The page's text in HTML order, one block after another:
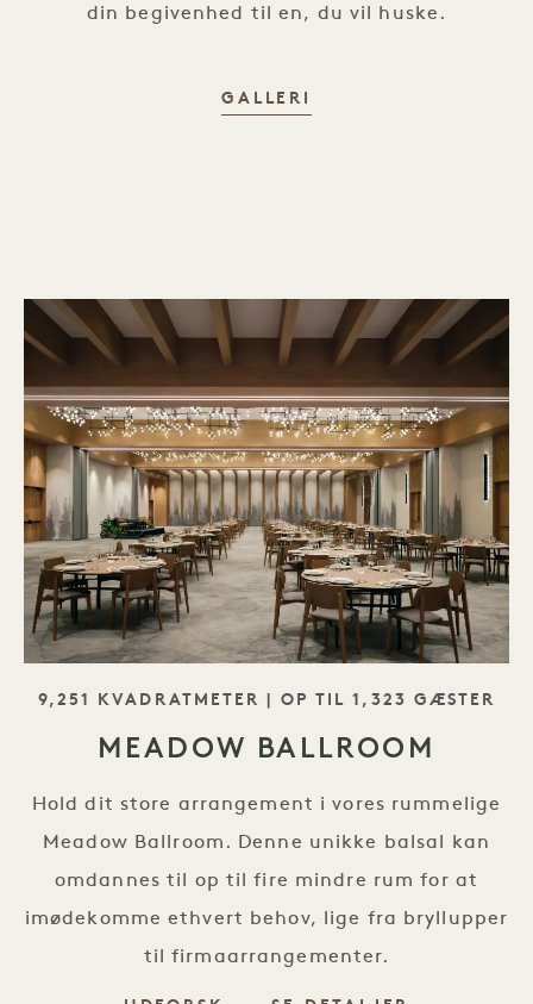
din begivenhed til en, du vil huske.
GALLERI
SLOGAN
9,251 KVADRATMETER | OP TIL 1,323 GÆSTER
MEADOW BALLROOM
Hold dit store arrangement i vores rummelige
Meadow Ballroom. Denne unikke balsal kan
omdannes til op til fire mindre rum for at
imødekomme ethvert behov, lige fra bryllupper
til firmaarrangementer.